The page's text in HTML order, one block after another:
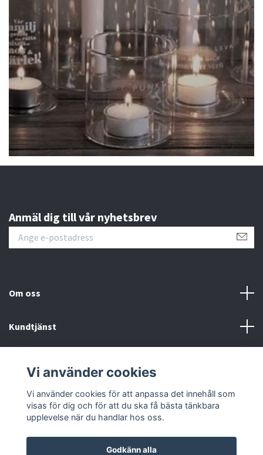
Anmäl dig till vår nyhetsbrev
Om oss
Kundtjänst
Sociala medier
Vi använder cookies
Vi använder cookies för att anpassa det innehåll som
visas för dig och för att du ska få bästa tänkbara
upplevelse när du handlar hos oss.
Godkänn alla